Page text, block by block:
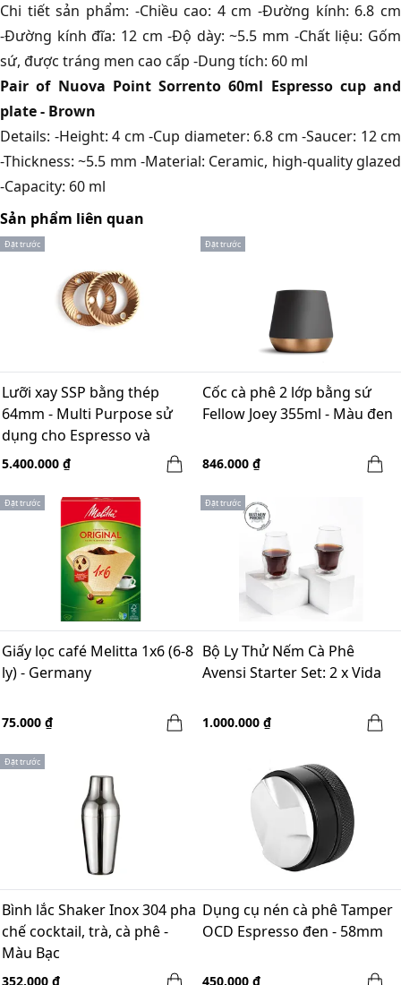
Chi tiết sản phẩm: -Chiều cao: 4 cm -Đường kính: 6.8 cm
-Đường kính đĩa: 12 cm -Độ dày: ~5.5 mm -Chất liệu: Gốm
sứ, được tráng men cao cấp -Dung tích: 60 ml
Pair of Nuova Point Sorrento 60ml Espresso cup and
plate - Brown
Details: -Height: 4 cm -Cup diameter: 6.8 cm -Saucer: 12 cm
-Thickness: ~5.5 mm -Material: Ceramic, high-quality glazed
-Capacity: 60 ml
Sản phẩm liên quan
Đặt trước
Lưỡi xay SSP bằng thép
64mm - Multi Purpose sử
dụng cho Espresso và
Brewing
5.400.000 ₫
Đặt trước
Cốc cà phê 2 lớp bằng sứ
Fellow Joey 355ml - Màu đen
846.000 ₫
Đặt trước
Giấy lọc café Melitta 1x6 (6-8
ly) - Germany
75.000 ₫
Đặt trước
Bộ Ly Thử Nếm Cà Phê
Avensi Starter Set: 2 x Vida
1.000.000 ₫
Đặt trước
Bình lắc Shaker Inox 304 pha
chế cocktail, trà, cà phê -
Màu Bạc
352.000 ₫
Dụng cụ nén cà phê Tamper
OCD Espresso đen - 58mm
450.000 ₫